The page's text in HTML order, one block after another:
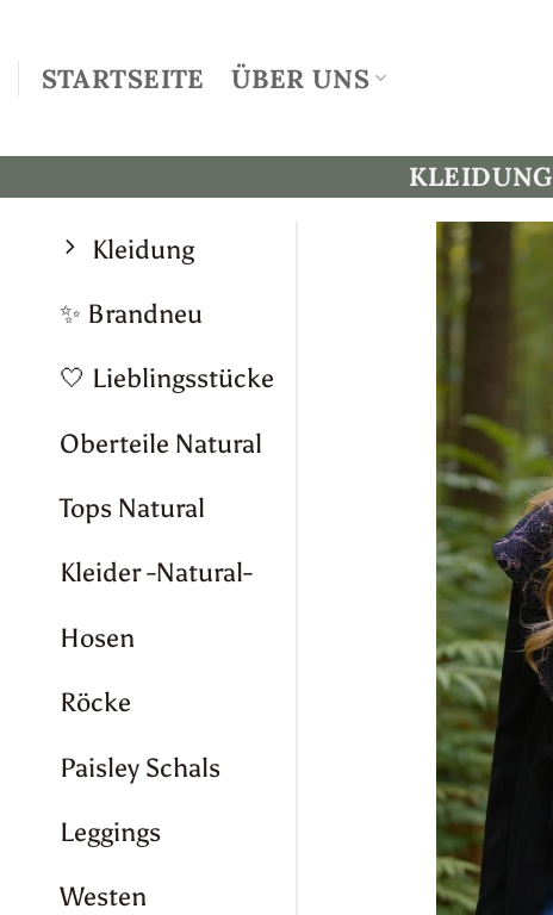
Inhalt
springen
STARTSEITE ÜBER UNS
KLEIDUNG
Kleidung
✨ Brandneu
🤍 Lieblingsstücke
Oberteile Natural
Tops Natural
Kleider -Natural-
Hosen
Röcke
Paisley Schals
Leggings
Westen